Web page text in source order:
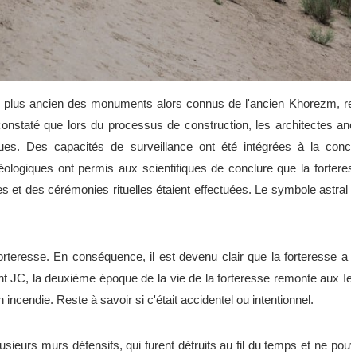
ancien des monuments alors connus de l'ancien Khorezm,
que lors du processus de construction, les architectes
Des capacités de surveillance ont été intégrées à la
ont permis aux scientifiques de conclure que la
et des cérémonies rituelles étaient effectuées. Le symbole
En conséquence, il est devenu clair que la forteresse
JC, la deuxième époque de la vie de la forteresse remonte aux
Reste à savoir si c'était accidentel ou intentionnel.
murs défensifs, qui furent détruits au fil du temps et ne